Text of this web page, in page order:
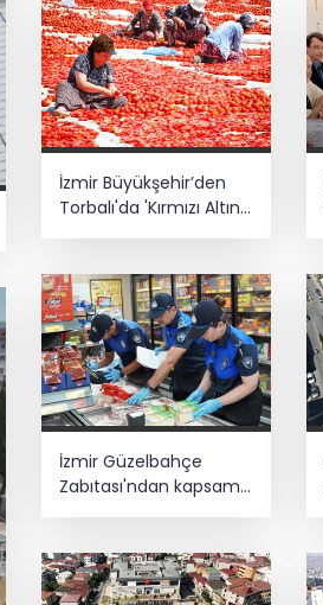
İzmir Büyükşehir’den
Torbalı'da 'Kırmızı Altın'
İzmir Güzelbahçe
Zabıtası'ndan kapsamlı
gıda denetimi